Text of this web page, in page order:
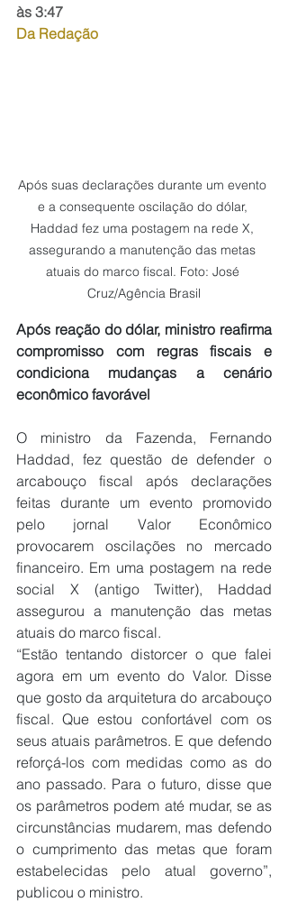
às 3:47
Da Redação
Após suas declarações durante um evento
e a consequente oscilação do dólar,
Haddad fez uma postagem na rede X,
assegurando a manutenção das metas
atuais do marco fiscal. Foto: José
Cruz/Agência Brasil
Após reação do dólar, ministro reafirma
compromisso com regras fiscais e
condiciona mudanças a cenário
econômico favorável
O ministro da Fazenda, Fernando
Haddad, fez questão de defender o
arcabouço fiscal após declarações
feitas durante um evento promovido
pelo jornal Valor Econômico
provocarem oscilações no mercado
financeiro. Em uma postagem na rede
social X (antigo Twitter), Haddad
assegurou a manutenção das metas
atuais do marco fiscal.
“Estão tentando distorcer o que falei
agora em um evento do Valor. Disse
que gosto da arquitetura do arcabouço
fiscal. Que estou confortável com os
seus atuais parâmetros. E que defendo
reforçá-los com medidas como as do
ano passado. Para o futuro, disse que
os parâmetros podem até mudar, se as
circunstâncias mudarem, mas defendo
o cumprimento das metas que foram
estabelecidas pelo atual governo”,
publicou o ministro.